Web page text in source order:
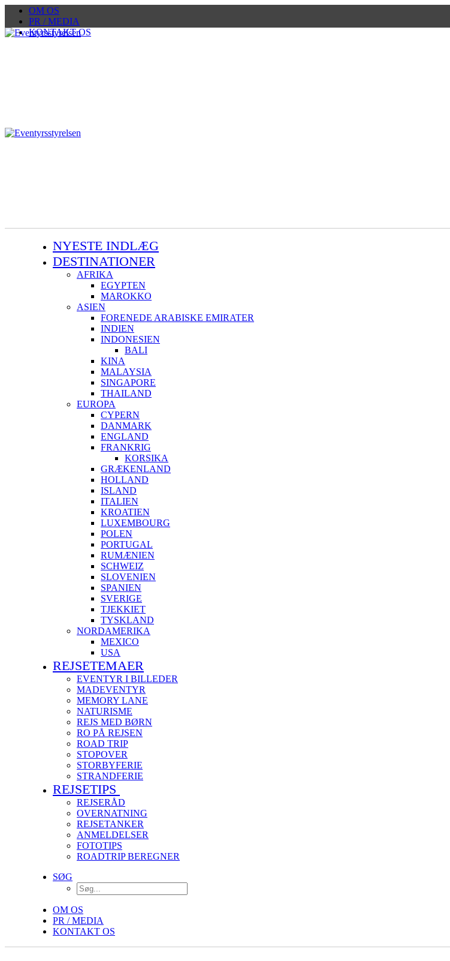
OM OS
PR / MEDIA
KONTAKT OS
NYESTE INDLÆG
DESTINATIONER
AFRIKA
EGYPTEN
MAROKKO
ASIEN
FORENEDE ARABISKE EMIRATER
INDIEN
INDONESIEN
BALI
KINA
MALAYSIA
SINGAPORE
THAILAND
EUROPA
CYPERN
DANMARK
ENGLAND
FRANKRIG
KORSIKA
GRÆKENLAND
HOLLAND
ISLAND
ITALIEN
KROATIEN
LUXEMBOURG
POLEN
PORTUGAL
RUMÆNIEN
SCHWEIZ
SLOVENIEN
SPANIEN
SVERIGE
TJEKKIET
TYSKLAND
NORDAMERIKA
MEXICO
USA
REJSETEMAER
EVENTYR I BILLEDER
MADEVENTYR
MEMORY LANE
NATURISME
REJS MED BØRN
RO PÅ REJSEN
ROAD TRIP
STOPOVER
STORBYFERIE
STRANDFERIE
REJSETIPS
REJSERÅD
OVERNATNING
REJSETANKER
ANMELDELSER
FOTOTIPS
ROADTRIP BEREGNER
SØG
OM OS
PR / MEDIA
KONTAKT OS